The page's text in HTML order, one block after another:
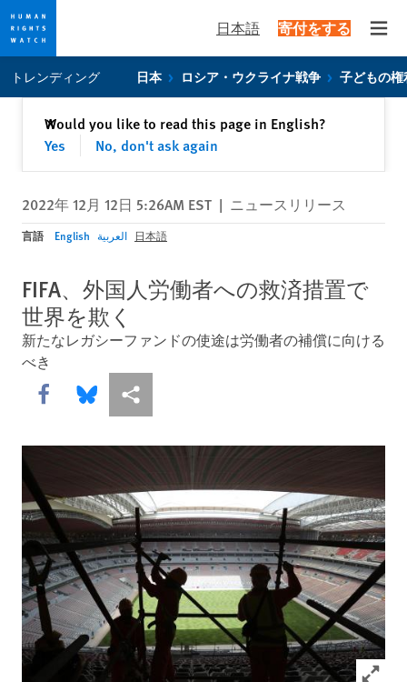
privacy
content
日本語 寄付をする
トレンディング 日本 ロシア・ウクライナ戦争 子どもの権
Would you like to read this page in English?
Yes
No, don't ask again
✕閉じる
2022年 12月 12日 5:26AM EST | ニュースリリース
言語 English العربية 日本語
FIFA、外国人労働者への救済措置で
世界を欺く
新たなレガシーファンドの使途は労働者の補償に向ける
べき
Share this via Facebook
Share this via Bluesky
More sharing options
Click to